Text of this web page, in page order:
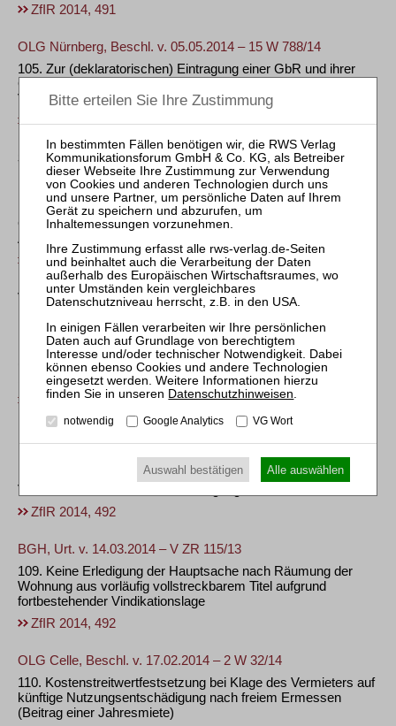
ZfIR 2014, 491
OLG Nürnberg, Beschl. v. 05.05.2014 – 15 W 788/14
105. Zur (deklaratorischen) Eintragung einer GbR und ihrer
Gesellschafter als Ersteher entsprechend dem vom
Vollstreckungsgericht gestellten Eintragungsantrag
ZfIR 2014, 491
Steuerrecht
BFH, Urt. v. 11.12.2013 – II R 22/11
106. Kein Verstoß gegen das Übermaßverbot bei
Grundbesitzwertfeststellung für Erbbaurechtsgrundstück ohne
Abzug des Kapitalwerts des Erbbauzinses
ZfIR 2014, 492
Verfahrens- und Vollstreckungsrecht
BGH, Urt. v. 08.05.2014 – IX ZR 219/13
107. Anwaltliche Gebührenzahlung des einzelnen Klägers
(Gesellschafters) nur i. H. d. Bruchteils des Gesamtstreitwerts
bei Sammelklage gegen Immobilienfondsinitiatoren
ZfIR 2014, 492
108. Wertminderung des dienenden Grundstücks als Wert des
Beschwerdegegenstands der Nichtzulassungsbeschwerde im
Verfahren über Grundstückszuwegung
ZfIR 2014, 492
BGH, Urt. v. 14.03.2014 – V ZR 115/13
109. Keine Erledigung der Hauptsache nach Räumung der
Wohnung aus vorläufig vollstreckbarem Titel aufgrund
fortbestehender Vindikationslage
ZfIR 2014, 492
OLG Celle, Beschl. v. 17.02.2014 – 2 W 32/14
110. Kostenstreitwertfestsetzung bei Klage des Vermieters auf
künftige Nutzungsentschädigung nach freiem Ermessen
(Beitrag einer Jahresmiete)
Datenschutzhinweisen
notwendig Google Analytics VG Wort
Auswahl bestätigen Alle auswählen